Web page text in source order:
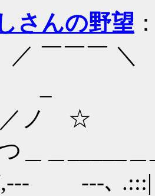
さんの野望
￣￣ ＼
_ .
ノ
＿＿_____＿
‐‐-､ .:::|